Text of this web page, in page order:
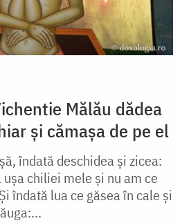
Mălău dădea
și cămașa de pe el
îndată deschidea și zicea:
chiliei mele și nu am ce
îndată lua ce găsea în cale și